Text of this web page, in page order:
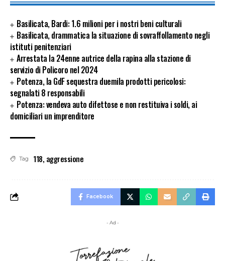
Basilicata, Bardi: 1.6 milioni per i nostri beni culturali
Basilicata, drammatica la situazione di sovraffollamento negli
istituti penitenziari
Arrestata la 24enne autrice della rapina alla stazione di
servizio di Policoro nel 2024
Potenza, la GdF sequestra duemila prodotti pericolosi:
segnalati 8 responsabili
Potenza: vendeva auto difettose e non restituiva i soldi, ai
domiciliari un imprenditore
Tag 118, aggressione
Facebook
- Ad -